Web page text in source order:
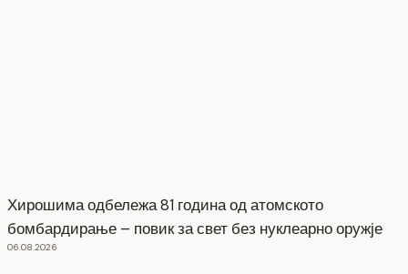
Хирошима одбележа 81 година од атомското
бомбардирање – повик за свет без нуклеарно оружје
06.08.2026